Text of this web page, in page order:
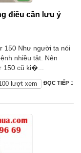
điều cần lưu ý
150 Như người ta nói
nhiều tật. Nên
150 cũ ki�...
ĐỌC TIẾP
lượt xem